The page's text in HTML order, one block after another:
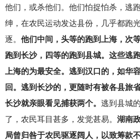
他们，或杀他们。他们怕捉怕杀，逃
绅，在农民运动发达县份，几乎都跑
逐。 他们中间，头等的跑到上海，次
跑到长沙，四等的跑到县城。这些逃
上海的为最安全。逃到汉口的，如华
回。逃到长沙的，更随时有被各县旅
长沙就亲眼看见捕获两个。 逃到县城
了，农民耳目甚多，发觉甚易。 湖南
局曾归咎于农民驱逐阔人，以致筹款